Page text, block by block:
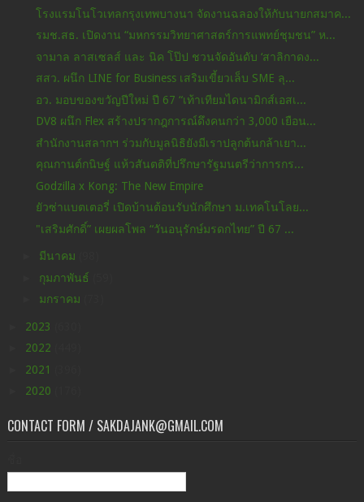
โรงแรมโนโวเทลกรุงเทพบางนา จัดงานฉลองให้กับนายกสมาค...
รมช.สธ. เปิดงาน “มหกรรมวิทยาศาสตร์การแพทย์ชุมชน” ห...
จามาล ลาสเซลส์ และ นิค โป๊ป ชวนจัดอันดับ ‘สาลิกาดง...
สสว. ผนึก LINE for Business เสริมเขี้ยวเล็บ SME ลุ...
อว. มอบของขวัญปีใหม่ ปี 67 “เท้าเทียมไดนามิกส์เอสเ...
DV8 ผนึก Flex สร้างปรากฎการณ์ดึงคนกว่า 3,000 เยือน...
สำนักงานสลากฯ ร่วมกับมูลนิธิยังมีเราปลูกต้นกล้าเยา...
คุณกานต์กนิษฐ์ แห้วสันตติที่ปรึกษารัฐมนตรีว่าการกร...
Godzilla x Kong: The New Empire
ยัวซ่าแบตเตอรี่ เปิดบ้านต้อนรับนักศึกษา ม.เทคโนโลย...
"เสริมศักดิ์” เผยผลโพล “วันอนุรักษ์มรดกไทย” ปี 67 ...
มีนาคม
กุมภาพันธ์
มกราคม
2023
2022
2021
2020
CONTACT FORM / SAKDAJANK@GMAIL.COM